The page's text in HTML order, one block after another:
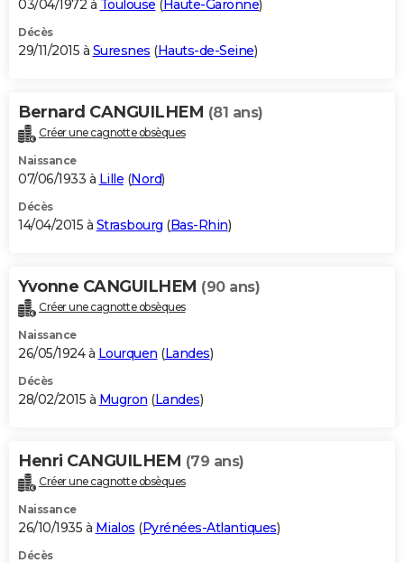
03/04/1972 à Toulouse ( Haute-Garonne)
Décès
29/11/2015 à Suresnes (Hauts-de-Seine)
Bernard CANGUILHEM (81 ans)
Créer une cagnotte obsèques
Naissance
07/06/1933 à Lille (Nord)
Décès
14/04/2015 à Strasbourg (Bas-Rhin)
Yvonne CANGUILHEM (90 ans)
Créer une cagnotte obsèques
Naissance
26/05/1924 à Lourquen (Landes)
Décès
28/02/2015 à Mugron (Landes)
Henri CANGUILHEM (79 ans)
Créer une cagnotte obsèques
Naissance
26/10/1935 à Mialos (Pyrénées-Atlantiques)
Décès